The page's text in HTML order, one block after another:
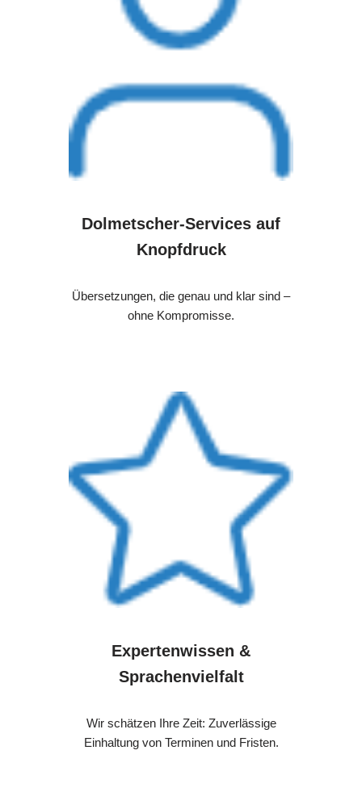
Dolmetscher-Services auf
Knopfdruck
Übersetzungen, die genau und klar sind –
ohne Kompromisse.
Expertenwissen &
Sprachenvielfalt
Wir schätzen Ihre Zeit: Zuverlässige
Einhaltung von Terminen und Fristen.